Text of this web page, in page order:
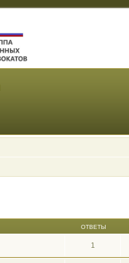
ОТВЕТЫ
1